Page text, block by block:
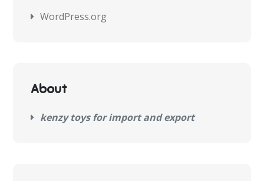
WordPress.org
About
kenzy toys for import and export